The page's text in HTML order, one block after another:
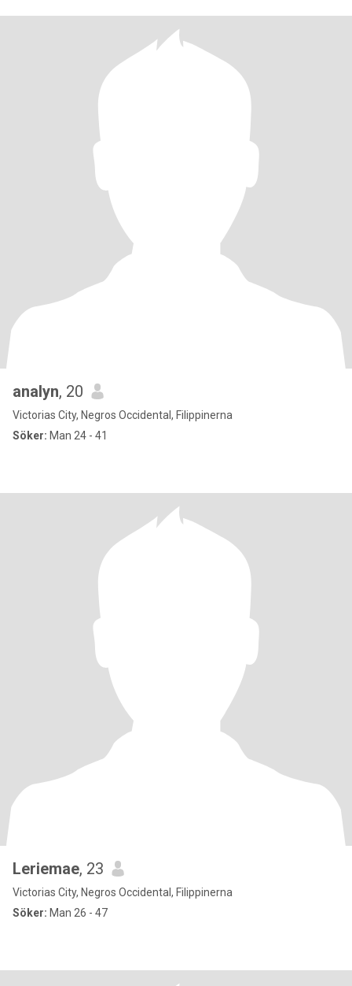
analyn, 20
Victorias City, Negros Occidental, Filippinerna
Söker: Man 24 - 41
Leriemae, 23
Victorias City, Negros Occidental, Filippinerna
Söker: Man 26 - 47